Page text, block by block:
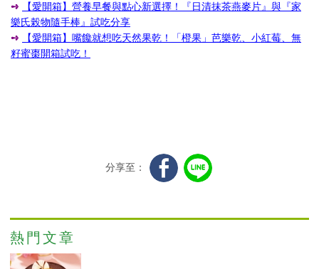
➺
【愛開箱】營養早餐與點心新選擇！『日清抹茶燕麥片』與『家
樂氏榖物隨手棒』試吃分享
➺
【愛開箱】嘴饞就想吃天然果乾！「橙果」芭樂乾、小紅莓、無
籽蜜棗開箱試吃！
分享至：
熱門文章